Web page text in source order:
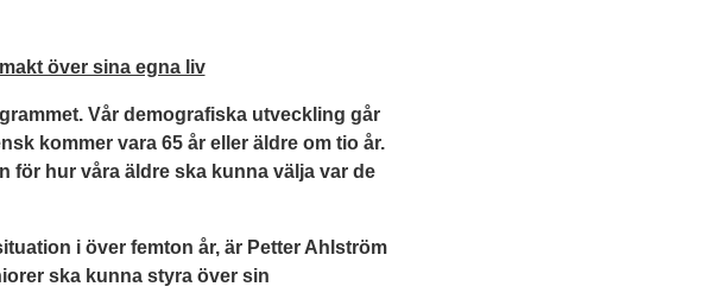
över sina egna liv
Vår demografiska utveckling går
kommer vara 65 år eller äldre om tio år.
för hur våra äldre ska kunna välja var de
i över femton år, är Petter Ahlström
ska kunna styra över sin